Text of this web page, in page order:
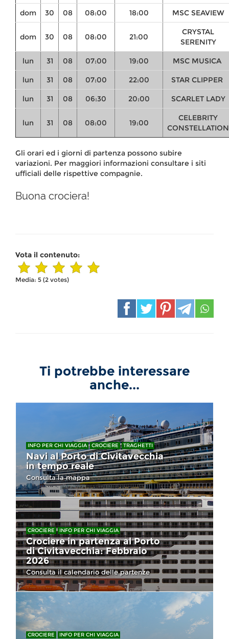
dom 30 08 08:00 18:00 MSC SEAVIEW
dom 30 08 08:00 21:00
CRYSTAL
SERENITY
lun 31 08 07:00 19:00 MSC MUSICA
lun 31 08 07:00 22:00 STAR CLIPPER
lun 31 08 06:30 20:00 SCARLET LADY
lun 31 08 08:00 19:00
CELEBRITY
CONSTELLATION
Gli orari ed i giorni di partenza possono subire
variazioni. Per maggiori informazioni consultare i siti
ufficiali delle rispettive compagnie.
Buona crociera!
Vota il contenuto:
Media: 5 (2 votes)
Ti potrebbe interessare
anche...
INFO PER CHI VIAGGIA CROCIERE TRAGHETTI
Navi al Porto di Civitavecchia
in tempo reale
Consulta la mappa
CROCIERE INFO PER CHI VIAGGIA
Crociere in partenza al Porto
di Civitavecchia: Febbraio
2026
Consulta il calendario delle partenze
CROCIERE INFO PER CHI VIAGGIA